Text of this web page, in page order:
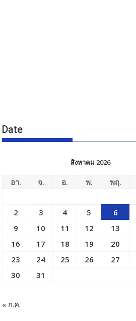
Date
สิงหาคม 2026
อา. จ. อ. พ. พฤ.
2
3 4 5 6
9
10 11 12 13
16
17 18 19 20
23
24 25 26 27
30
31
« ก.ค.